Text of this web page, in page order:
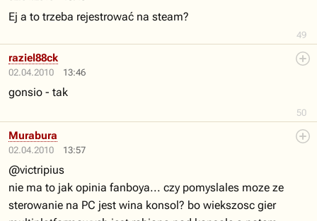
49
Ej a to trzeba rejestrować na steam?
02.04.2010 13:46
50
raziel88ck
gonsio - tak
02.04.2010 13:57
Murabura
@victripius
nie ma to jak opinia fanboya... czy pomyslales moze ze
sterowanie na PC jest wina konsol? bo wiekszosc gier